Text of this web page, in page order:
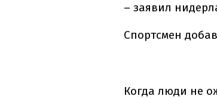
– заявил
Спортсмен
Когда люди не